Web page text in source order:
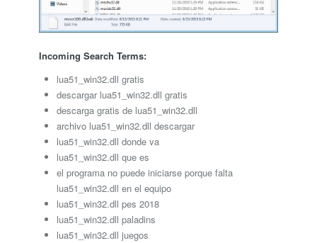
Incoming Search Terms:
lua51_win32.dll gratis
descargar lua51_win32.dll gratis
descarga gratis de lua51_win32.dll
archivo lua51_win32.dll descargar
lua51_win32.dll donde va
lua51_win32.dll que es
el programa no puede iniciarse porque falta
lua51_win32.dll en el equipo
lua51_win32.dll pes 2018
lua51_win32.dll paladins
lua51_win32.dll juegos